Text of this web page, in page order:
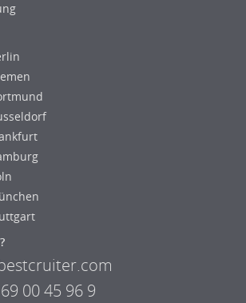
Anwaltsfachgehilfe
und Versicherungen Finanzen
00 45 96 9